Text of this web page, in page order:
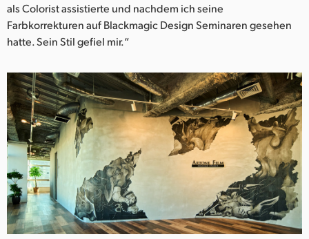
United States
als Colorist assistierte und nachdem ich seine
Farbkorrekturen auf Blackmagic Design Seminaren gesehen
hatte. Sein Stil gefiel mir.“